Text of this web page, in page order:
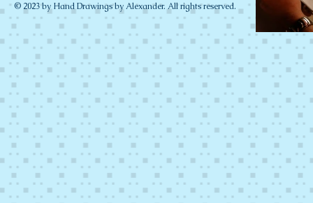
© 2023 by Hand Drawings by Alexander. All rights reserved.